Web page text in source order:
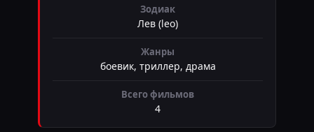
Зодиак
Лев (leo)
Жанры
боевик, триллер, драма
Всего фильмов
4